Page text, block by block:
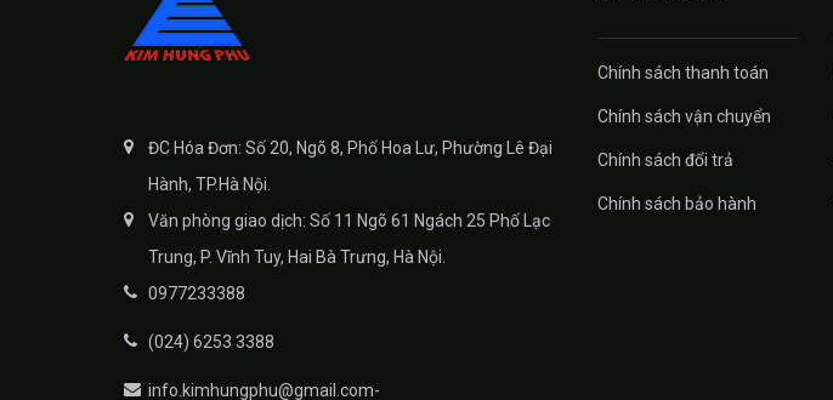
ĐC Hóa Đơn: Số 20, Ngõ 8, Phố Hoa Lư, Phường Lê Đại
Hành, TP.Hà Nội.
Văn phòng giao dịch: Số 11 Ngõ 61 Ngách 25 Phố Lạc
Trung, P. Vĩnh Tuy, Hai Bà Trưng, Hà Nội.
0977233388
(024) 6253 3388
info.kimhungphu@gmail.com-
Chính sách thanh toán
Chính sách vận chuyển
Chính sách đổi trả
Chính sách bảo hành